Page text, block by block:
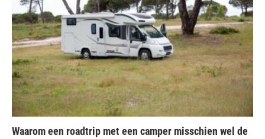
Waarom een roadtrip met een camper misschien wel de